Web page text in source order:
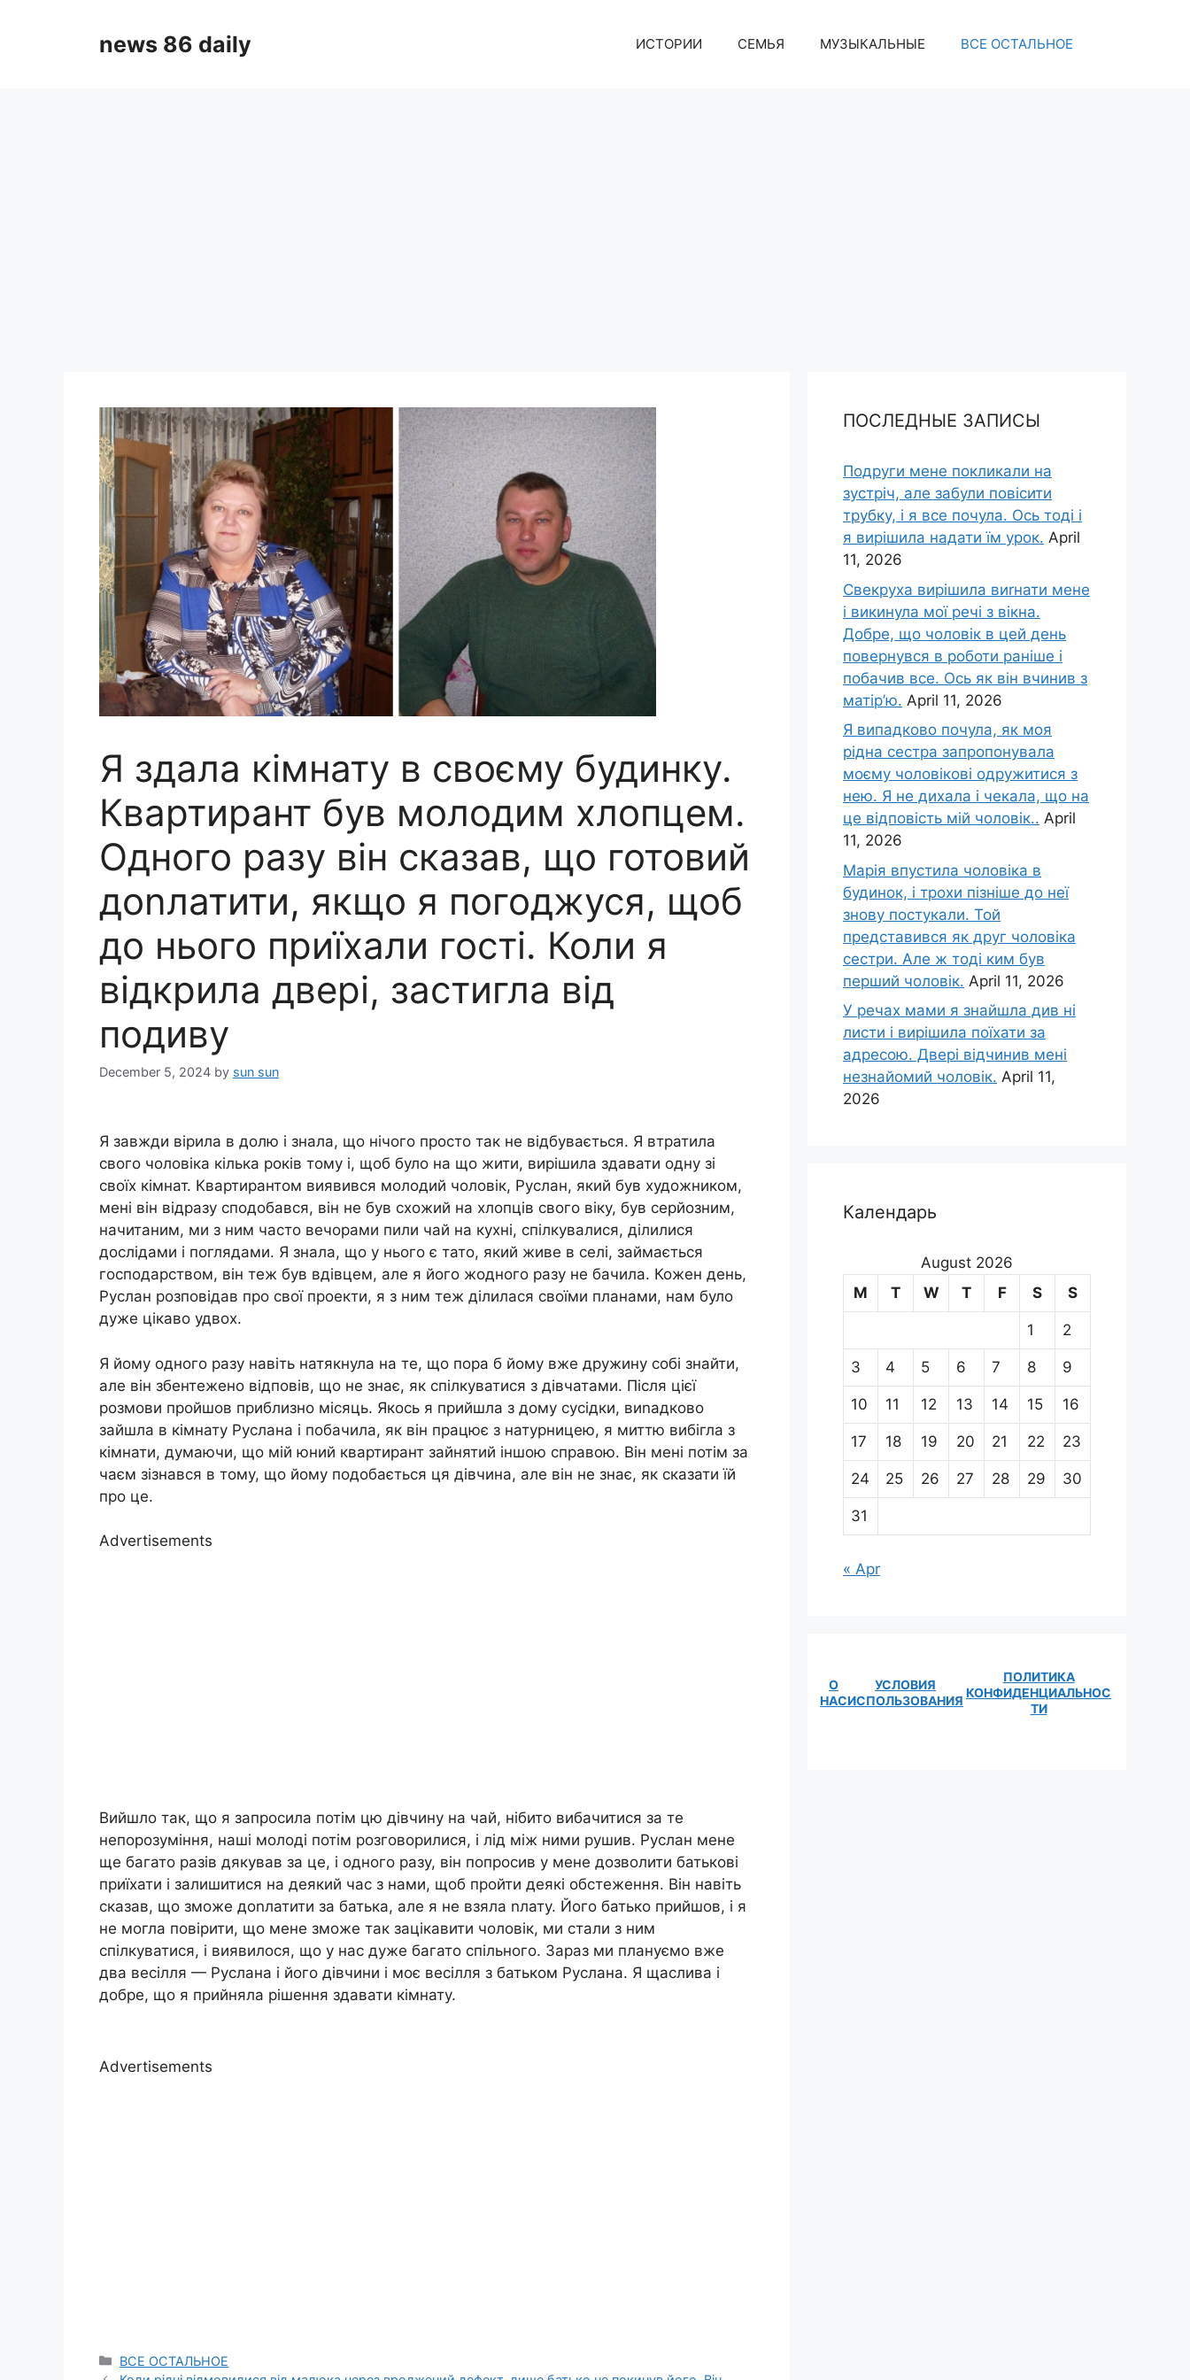
news 86 daily ИСТОРИИ СЕМЬЯ МУЗЫКАЛЬНЫЕ ВСЕ ОСТАЛЬНОЕ
Я здала кімнату в своєму будинку.
Квартирант був молодим хлопцем.
Одного разу він сказав, що готовий
доnлатити, якщо я погоджуся, щоб
до нього приїхали гості. Коли я
відкрила двері, застигла від
подиву
December 5, 2024 by sun sun
Я завжди вірила в долю і знала, що нічого просто так не відбувається. Я втратила
свого чоловіка кілька років тому і, щоб було на що жити, вирішила здавати одну зі
своїх кімнат. Квартирантом виявився молодий чоловік, Руслан, який був художником,
мені він відразу сподобався, він не був схожий на хлопців свого віку, був серйозним,
начитаним, ми з ним часто вечорами пили чай на кухні, спілкувалися, ділилися
дослідами і поглядами. Я знала, що у нього є тато, який живе в селі, займається
господарством, він теж був вдівцем, але я його жодного разу не бачила. Кожен день,
Руслан розповідав про свої проекти, я з ним теж ділилася своїми планами, нам було
дуже цікаво удвох.
Я йому одного разу навіть натякнула на те, що пора б йому вже дружину собі знайти,
але він збентежено відповів, що не знає, як спілкуватися з дівчатами. Після цієї
розмови пройшов приблизно місяць. Якось я прийшла з дому сусідки, виnадково
зайшла в кімнату Руслана і побачила, як він працює з натурницею, я миттю вибігла з
кімнати, думаючи, що мій юний квартирант зайнятий іншою справою. Він мені потім за
чаєм зізнався в тому, що йому подобається ця дівчина, але він не знає, як сказати їй
про це.
Advertisements
Вийшло так, що я запросила потім цю дівчину на чай, нібито вибачитися за те
непорозуміння, наші молоді потім розговорилися, і лід між ними рушив. Руслан мене
ще багато разів дякував за це, і одного разу, він попросив у мене дозволити батькові
приїхати і залишитися на деякий час з нами, щоб пройти деякі обстеження. Він навіть
сказав, що зможе доnлатити за батька, але я не взяла nлату. Його батько прийшов, і я
не могла повірити, що мене зможе так зацікавити чоловік, ми стали з ним
спілкуватися, і виявилося, що у нас дуже багато спільного. Зараз ми плануємо вже
два весілля — Руслана і його дівчини і моє весілля з батьком Руслана. Я щаслива і
добре, що я прийняла рішення здавати кімнату.
Advertisements
Categories
ВСЕ ОСТАЛЬНОЕ
ПОСЛЕДНЫЕ ЗАПИСЫ
Подруги мене покликали на
зустріч, але забули повісити
трубку, і я все почула. Ось тоді і
я вирішила надати їм урок. April
11, 2026
Свекруха вирішила виrнати мене
і викинула мої речі з вікна.
Добре, що чоловік в цей день
повернувся в роботи раніше і
побачив все. Ось як він вчинив з
матір’ю. April 11, 2026
Я випадково почула, як моя
рідна сестра запропонувала
моєму чоловікові одружитися з
нею. Я не дихала і чекала, що на
це відповість мій чоловік.. April
11, 2026
Марія впустила чоловіка в
будинок, і трохи пізніше до неї
знову постукали. Той
представився як друг чоловіка
сестри. Але ж тоді ким був
перший чоловік. April 11, 2026
У речах мами я знайшла див ні
листи і вирішила поїхати за
адресою. Двері відчинив мені
незнайомий чоловік. April 11,
2026
Календарь
August 2026
M
T W T F S S
1 2
3 4 5 6 7 8 9
10 11 12 13 14 15 16
17 18 19 20 21 22 23
24 25 26 27 28 29 30
31
« Apr
О
НАС
УСЛОВИЯ
ИСПОЛЬЗОВАНИЯ
ПОЛИТИКА
КОНФИДЕНЦИАЛЬНОС
ТИ